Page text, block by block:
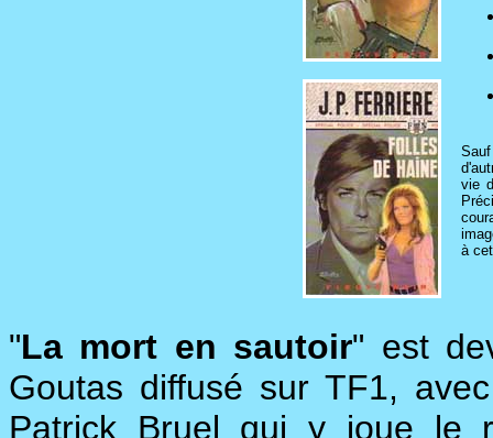
vie
à
"La mort en sautoir" est
Goutas diffusé sur TF1,
Patrick Bruel qui y joue le